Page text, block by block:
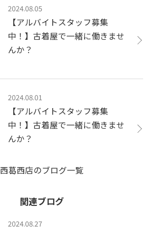
2024.08.05
【アルバイトスタッフ募集
中！】古着屋で一緒に働きませ
んか？
2024.08.01
【アルバイトスタッフ募集
中！】古着屋で一緒に働きませ
んか？
西葛西店のブログ一覧
関連ブログ
2024.08.27